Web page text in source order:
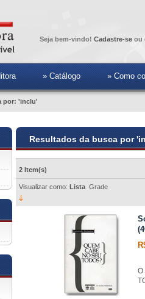
Seja bem-vindo! Cadastre-se ou
» Catálogo » Como
por: 'inclu'
Resultados da busca por
2 Item(s)
Visualizar como: Lista Grade
O